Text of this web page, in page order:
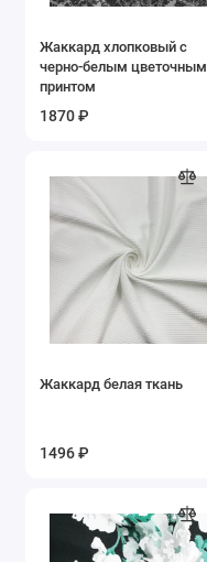
Шифон
Показать все
Жаккард хлопковый с
черно-белым цветочным
принтом
1870 ₽
Жаккард белая ткань
1496 ₽